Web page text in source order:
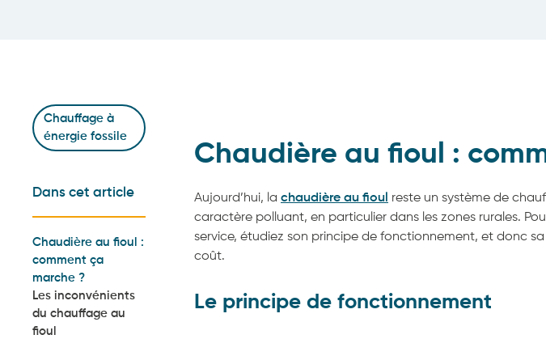
Chauffage à
énergie fossile
Dans cet article
Chaudière au fioul :
comment ça
marche ?
Les inconvénients
du chauffage au
fioul
Chaudière au fioul :
Aujourd’hui, la chaudière au fioul reste un système de
caractère polluant, en particulier dans les zones rurales.
service, étudiez son principe de fonctionnement, et donc
coût.
Le principe de fonctionnement